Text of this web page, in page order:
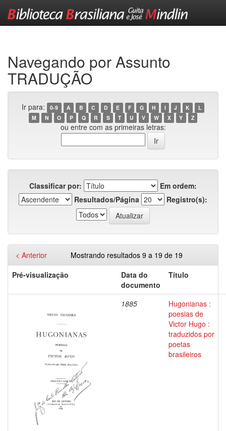
Navegando por Assunto
TRADUÇÃO
Ir para: 0-9 A B C D E F G H I J K
L
M
N O P Q R S T U V W X Y Z
ou entre com as primeiras letras:
Classificar por:
Em ordem:
Resultados/Página
Registro(s):
Mostrando resultados 9 a 19 de 19
< Anterior
Pré-visualização
Data do
documento
Título
1885
Hugonianas :
poesias de
Victor Hugo :
traduzidos por
poetas
brasileiros